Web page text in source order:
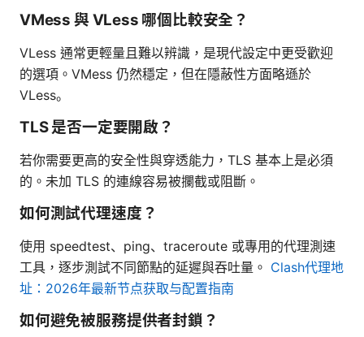
VMess 與 VLess 哪個比較安全？
VLess 通常更輕量且難以辨識，是現代設定中更受歡迎
的選項。VMess 仍然穩定，但在隱蔽性方面略遜於
VLess。
TLS 是否一定要開啟？
若你需要更高的安全性與穿透能力，TLS 基本上是必須
的。未加 TLS 的連線容易被攔截或阻斷。
如何測試代理速度？
使用 speedtest、ping、traceroute 或專用的代理測速
工具，逐步測試不同節點的延遲與吞吐量。 Clash代理地
址：2026年最新节点获取与配置指南
如何避免被服務提供者封鎖？